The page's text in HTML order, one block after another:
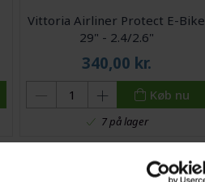
Vittoria Airliner Protect E-Bike
29" - 2.4/2.6"
340,00 kr.
Køb nu
7 på lager